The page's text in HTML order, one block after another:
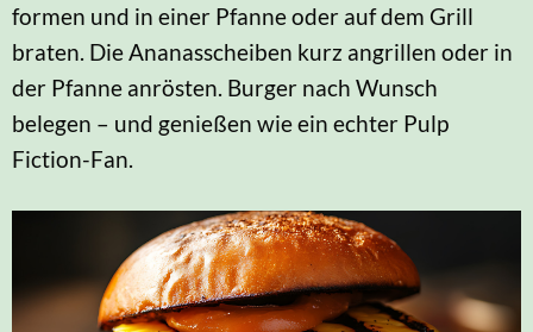
formen und in einer Pfanne oder auf dem Grill
braten. Die Ananasscheiben kurz angrillen oder in
der Pfanne anrösten. Burger nach Wunsch
belegen – und genießen wie ein echter Pulp
Fiction-Fan.